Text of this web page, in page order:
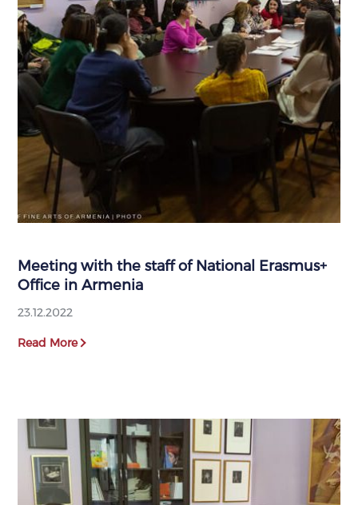
Meeting with the staff of National Erasmus+
Office in Armenia
23.12.2022
Read More